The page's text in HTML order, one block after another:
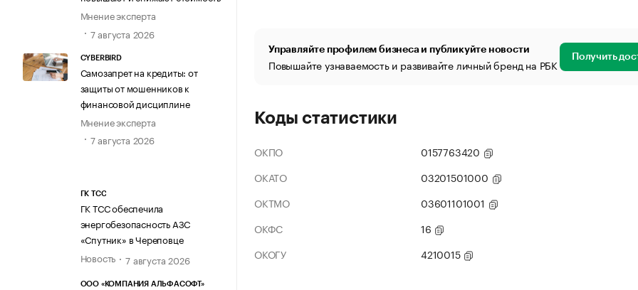
Мнение эксперта
7 августа 2026
CYBERBIRD
Самозапрет на кредиты: от
защиты от мошенников к
финансовой дисциплине
Мнение эксперта
7 августа 2026
ГК ТСС
ГК ТСС обеспечила
энергобезопасность АЗС
«Спутник» в Череповце
Новость
7 августа 2026
ООО «КОМПАНИЯ АЛЬФАСОФТ»
Управляйте профилем бизнеса и публикуйте новости
Повышайте узнаваемость и развивайте личный бренд на РБК Получить
Коды статистики
ОКПО
0157763420
ОКАТО
03201501000
ОКТМО
03601101001
ОКФС
16
ОКОГУ
4210015